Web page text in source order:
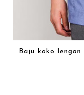
Baju koko